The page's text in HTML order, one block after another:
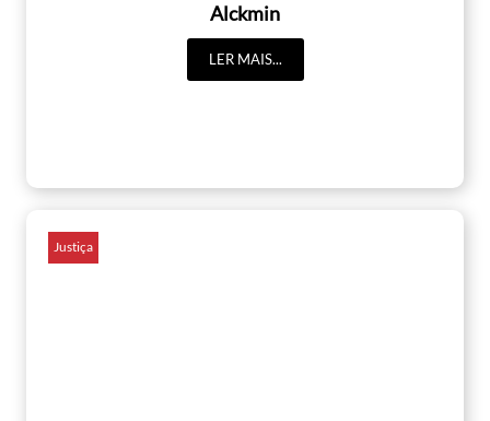
Alckmin
LER MAIS...
Justiça